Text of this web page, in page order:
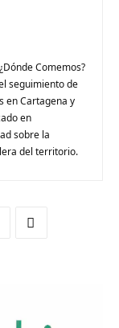
Comemos?
seguimiento de
en Cartagena y
en
sobre la
del territorio.